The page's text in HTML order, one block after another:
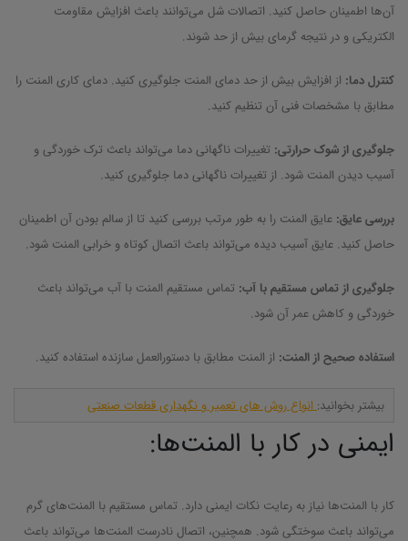
آن‌ها اطمینان حاصل کنید. اتصالات شل می‌توانند باعث افزایش مقاومت
الکتریکی و در نتیجه گرمای بیش از حد شوند.
کنترل دما: از افزایش بیش از حد دمای المنت جلوگیری کنید. دمای کاری المنت را
مطابق با مشخصات فنی آن تنظیم کنید.
جلوگیری از شوک حرارتی: تغییرات ناگهانی دما می‌تواند باعث ترک خوردگی و
آسیب دیدن المنت شود. از تغییرات ناگهانی دما جلوگیری کنید.
بررسی عایق: عایق المنت را به طور مرتب بررسی کنید تا از سالم بودن آن اطمینان
حاصل کنید. عایق آسیب دیده می‌تواند باعث اتصال کوتاه و خرابی المنت شود.
جلوگیری از تماس مستقیم با آب: تماس مستقیم المنت با آب می‌تواند باعث
خوردگی و کاهش عمر آن شود.
استفاده صحیح از المنت: از المنت مطابق با دستورالعمل سازنده استفاده کنید.
بیشتر بخوانید:انواع روش های تعمیر و نگهداری قطعات صنعتی
ایمنی در کار با المنت‌ها:
کار با المنت‌ها نیاز به رعایت نکات ایمنی دارد. تماس مستقیم با المنت‌های گرم
می‌تواند باعث سوختگی شود. همچنین، اتصال نادرست المنت‌ها می‌تواند باعث